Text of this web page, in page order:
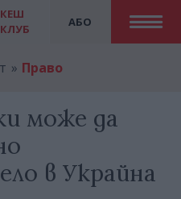
АБО
КЕШ
КЛУБ
Право
може да
в Украйна